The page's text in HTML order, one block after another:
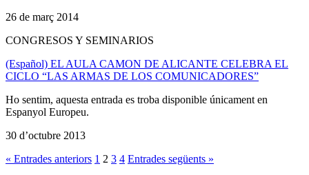
26 de març 2014
CONGRESOS Y SEMINARIOS
(Español) EL AULA CAMON DE ALICANTE CELEBRA EL
CICLO “LAS ARMAS DE LOS COMUNICADORES”
Ho sentim, aquesta entrada es troba disponible únicament en
Espanyol Europeu.
30 d’octubre 2013
« Entrades anteriors 1 2 3 4 Entrades següents »